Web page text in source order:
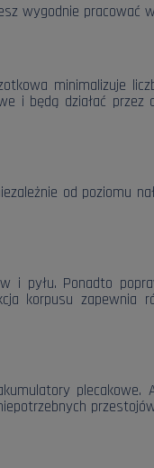
wygodnie pracować
minimalizuje
i będą działać przez
od poziomu
i pyłu. Ponadto
korpusu zapewnia
plecakowe.